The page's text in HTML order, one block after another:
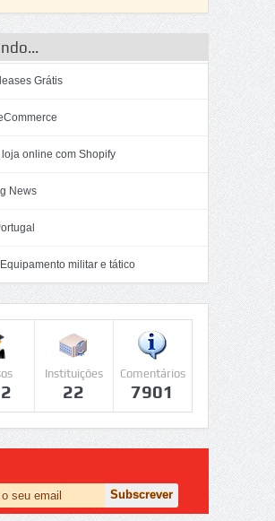
Grátis
online com Shopify
News
militar e tático
Instituições
22
Comentários
7901